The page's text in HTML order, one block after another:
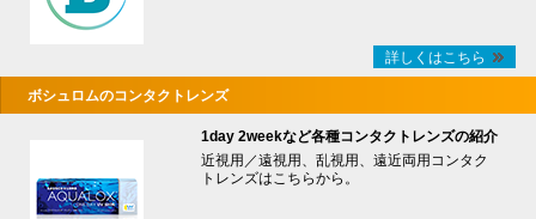
詳しくはこちら
ボシュロムのコンタクトレンズ
1day 2weekなど各種コンタクトレンズの紹介
近視用／遠視用、乱視用、遠近両用コンタク
トレンズはこちらから。